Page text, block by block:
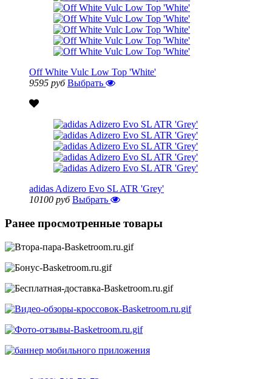
Off White Vulc Low Top 'White'
9595 руб Выбрать
adidas Adizero Evo SL ATR 'Grey'
10100 руб Выбрать
Ранее просмотренные товары